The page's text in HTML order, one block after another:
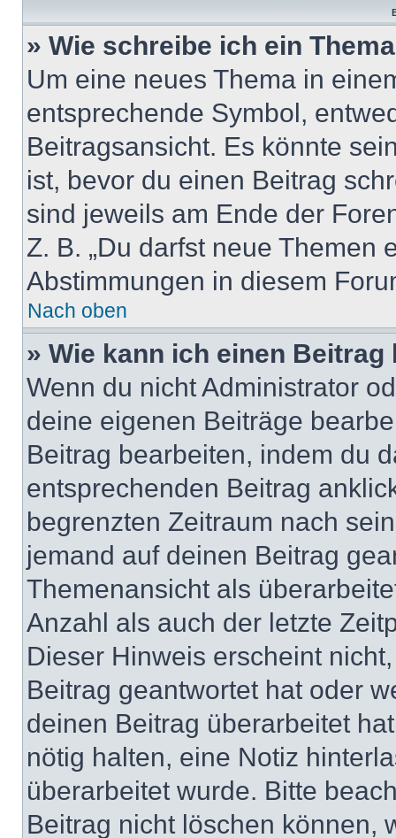
» Wie schreibe ich ein
Um eine neues Thema in
entsprechende Symbol,
Beitragsansicht. Es könnte
ist, bevor du einen Beitrag
sind jeweils am Ende der
Z. B. „Du darfst neue Themen
Abstimmungen in diesem
Nach oben
» Wie kann ich einen
Wenn du nicht Administrator
deine eigenen Beiträge
Beitrag bearbeiten, indem du
entsprechenden Beitrag
begrenzten Zeitraum nach
jemand auf deinen Beitrag
Themenansicht als
Anzahl als auch der letzte
Dieser Hinweis erscheint
Beitrag geantwortet hat oder
deinen Beitrag überarbeitet
nötig halten, eine Notiz
überarbeitet wurde. Bitte
Beitrag nicht löschen können,